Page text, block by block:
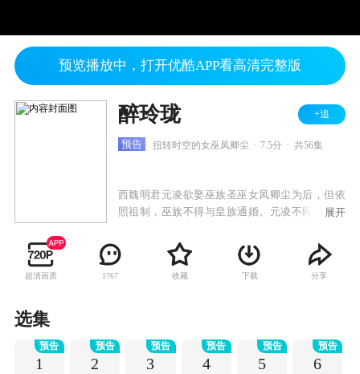
预览播放中，打开优酷APP看高清完整版
醉玲珑 +追
预告 扭转时空的女巫凤卿尘 7.5分 共56集
西魏明君元凌欲娶巫族圣巫女凤卿尘为后，但依
照祖制，巫族不得与皇族通婚。元凌不顾天下人
被巫族驱逐，七皇子元湛发动兵变。眼见元凌因
为自己而被逼至生死边缘，凤卿尘发动巫族禁术
九转玲珑阵，打破现实重构了一个新的世界。来
们再度相遇，凤卿尘却不得不隐藏自己对元凌的
深情，暗中守护并辅助元凌。相守相知却不敢相
展开
超清画质 1767 收藏 下载 分享
选集
1
预告
2
预告
3
预告
4
预告
5
预告
6
预告